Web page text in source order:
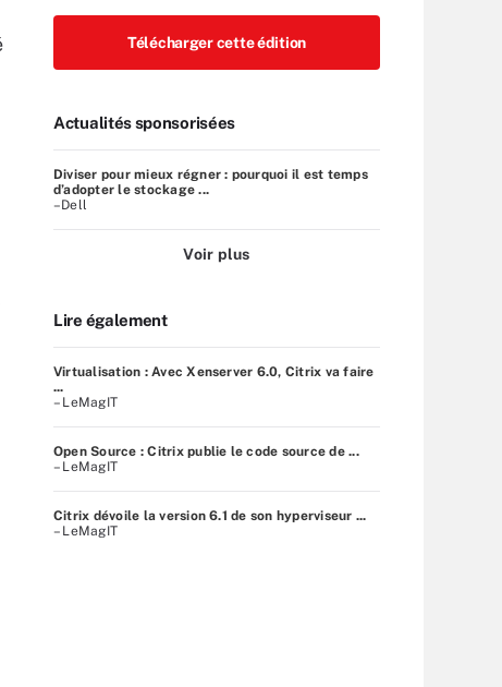
Télécharger cette édition
Actualités sponsorisées
Diviser pour mieux régner : pourquoi il est temps
d’adopter le stockage ...
–Dell
Voir plus
Lire également
Virtualisation : Avec Xenserver 6.0, Citrix va faire
...
– LeMagIT
Open Source : Citrix publie le code source de ...
– LeMagIT
Citrix dévoile la version 6.1 de son hyperviseur ...
– LeMagIT